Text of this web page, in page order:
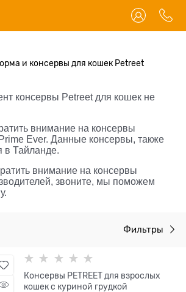
и консервы для кошек Petreet
консервы Petreet для кошек не
внимание на консервы
Ever. Данные консервы, также
в Тайланде.
внимание на консервы
звоните, мы поможем
Фильтры
Консервы PETREET для взрослых
кошек с куриной грудкой